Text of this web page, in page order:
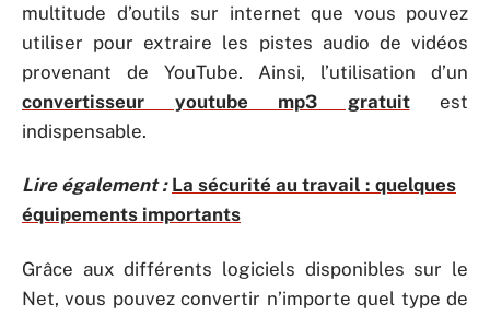
multitude d’outils sur internet que vous pouvez
utiliser pour extraire les pistes audio de vidéos
provenant de YouTube. Ainsi, l’utilisation d’un
convertisseur youtube mp3 gratuitest
indispensable.
Lire également : La sécurité au travail : quelques
équipements importants
Grâce aux différents logiciels disponibles sur le
Net, vous pouvez convertir n’importe quel type de